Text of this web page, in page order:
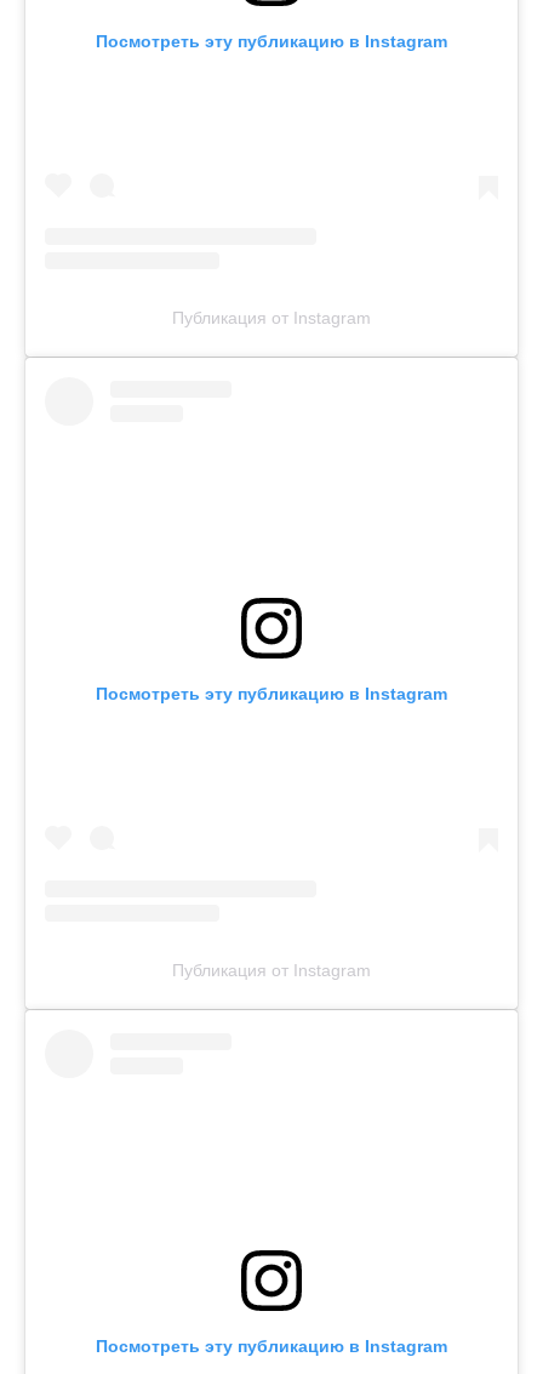
Посмотреть эту публикацию в Instagram
Публикация от Instagram
Посмотреть эту публикацию в Instagram
Публикация от Instagram
Посмотреть эту публикацию в Instagram